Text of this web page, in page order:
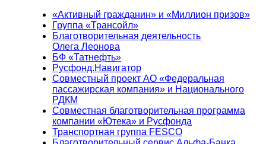
«Активный гражданин» и «Миллион призов»
Группа «Трансойл»
Благотворительная деятельность
Олега Леонова
БФ «Татнефть»
Русфонд.Навигатор
Совместный проект АО «Федеральная
пассажирская компания» и Национального
РДКМ
Совместная благотворительная программа
компании «Ютека» и Русфонда
Транспортная группа FESCO